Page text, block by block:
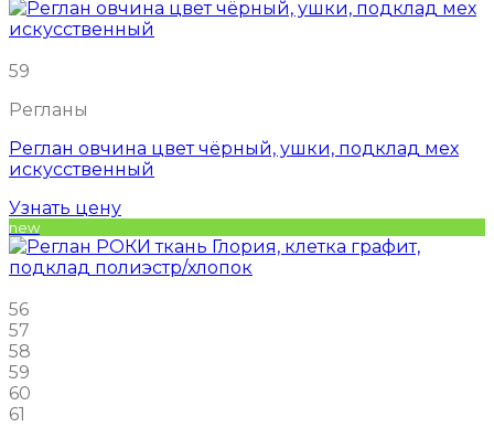
59
Регланы
Реглан овчина цвет чёрный, ушки, подклад мех
искусственный
Узнать цену
new
56
57
58
59
60
61